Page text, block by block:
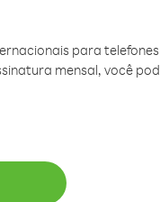
para
mensal, você